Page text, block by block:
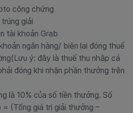
công chứng
giải
tài khoản Grab
ngân hàng/ biên lai đóng thuế
(Lưu ý: đây là thuế thu nhập cá
đóng khi nhận phần thưởng trên
là 10% của số tiền thưởng. Số
= (Tổng giá trị giải thưởng –